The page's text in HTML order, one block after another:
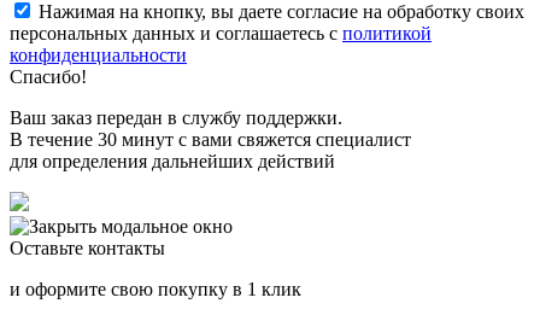
Нажимая на кнопку, вы даете согласие на обработку своих
персональных данных и соглашаетесь с политикой
конфиденциальности
Спасибо!
Ваш заказ передан в службу поддержки.
В течение 30 минут с вами свяжется специалист
для определения дальнейших действий
Оставьте контакты
и оформите свою покупку в 1 клик